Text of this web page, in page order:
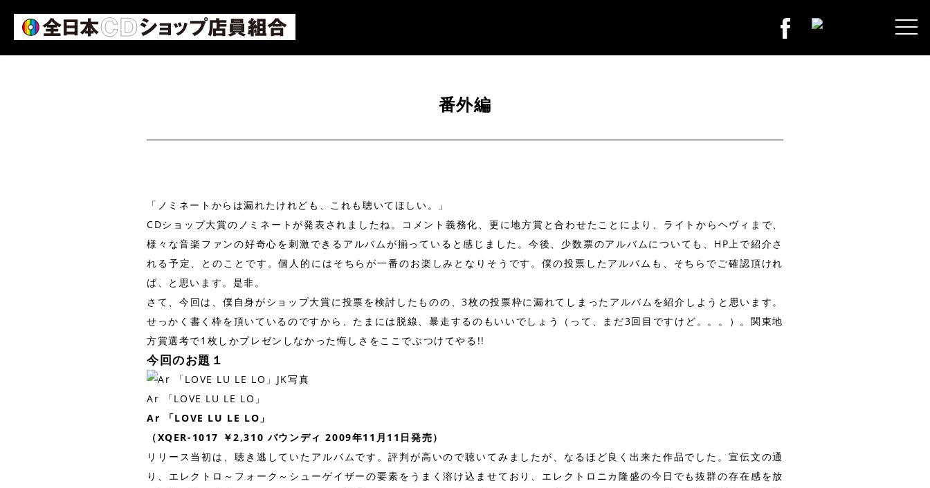
番外編
「ノミネートからは漏れたけれども、これも聴いてほしい。」
CDショップ大賞のノミネートが発表されましたね。コメント義務化、更に地方賞と合わせたことにより、ライトからヘヴィまで、
様々な音楽ファンの好奇心を刺激できるアルバムが揃っていると感じました。今後、少数票のアルバムについても、HP上で紹介さ
れる予定、とのことです。個人的にはそちらが一番のお楽しみとなりそうです。僕の投票したアルバムも、そちらでご確認頂けれ
ば、と思います。是非。
さて、今回は、僕自身がショップ大賞に投票を検討したものの、3枚の投票枠に漏れてしまったアルバムを紹介しようと思います。
せっかく書く枠を頂いているのですから、たまには脱線、暴走するのもいいでしょう（って、まだ3回目ですけど。。。）。関東地
方賞選考で1枚しかプレゼンしなかった悔しさをここでぶつけてやる!!
今回のお題１
Ar 「LOVE LU LE LO」
Ar 「LOVE LU LE LO」
（XQER-1017 ￥2,310 バウンディ 2009年11月11日発売）
リリース当初は、聴き逃していたアルバムです。評判が高いので聴いてみましたが、なるほど良く出来た作品でした。宣伝文の通
り、エレクトロ～フォーク～シューゲイザーの要素をうまく溶け込ませており、エレクトロニカ隆盛の今日でも抜群の存在感を放